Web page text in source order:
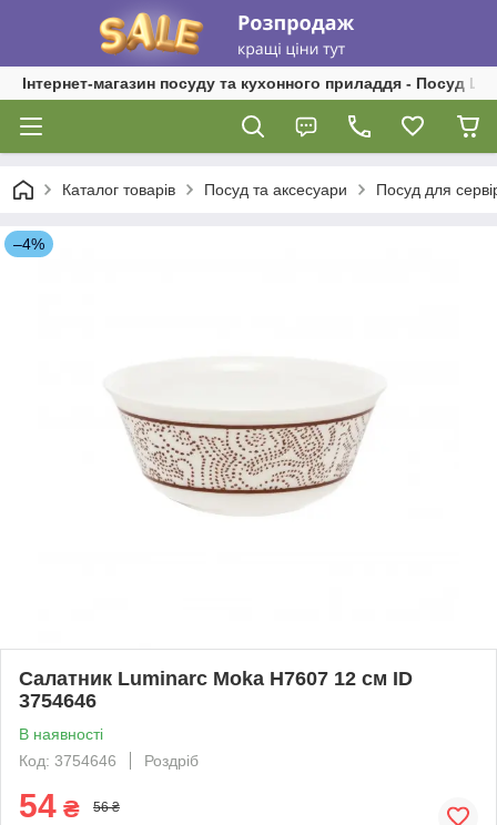
Інтернет-магазин посуду та кухонного приладдя - Посуд
Каталог товарів Посуд та аксесуари Посуд для
–4%
Салатник Luminarc Moka H7607 12 см ID
3754646
В наявності
Код: 3754646
Роздріб
54 ₴ 56 ₴